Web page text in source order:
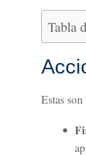
Tabla
Estas